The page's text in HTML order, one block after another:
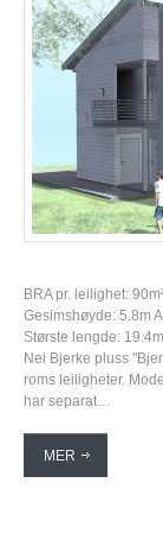
BRA pr. leilighet:
Gesimshøyde: 5.8m
Største lengde:
Nei Bjerke pluss
roms leiligheter.
har separat…
MER